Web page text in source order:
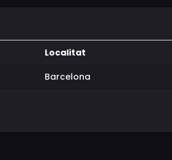
Localitat
Barcelona